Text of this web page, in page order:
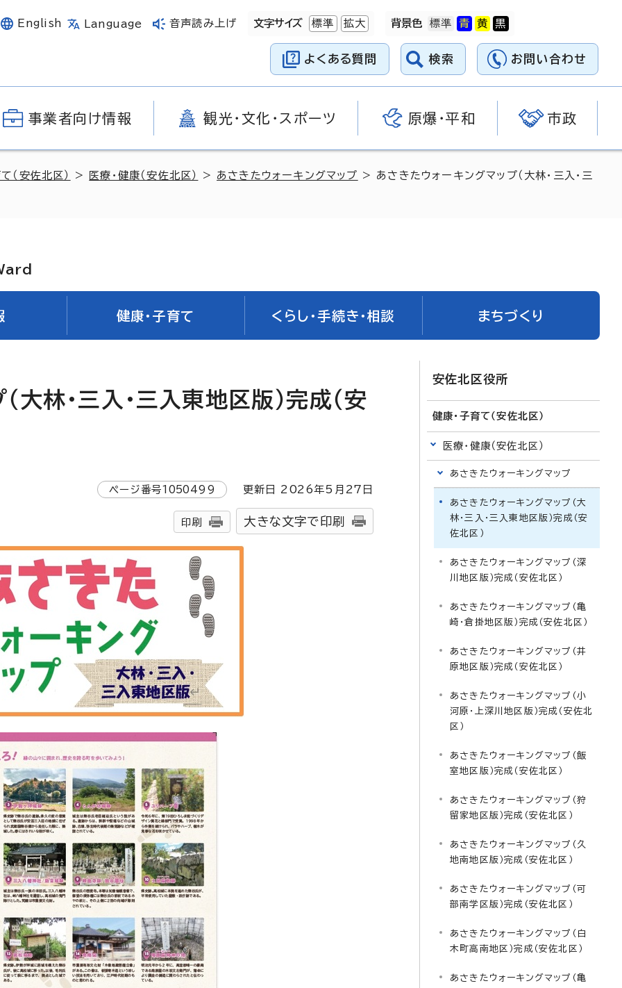
English Language 音声読み上げ 文字サイズ 標準 拡大 背景色
よくある質問 検索 お問い合わせ
事業者向け情報 観光・文化・スポーツ 原爆・平和 市政
（安佐北区） > 医療・健康（安佐北区） > あさきたウォーキングマップ > あさきたウォーキングマップ（大林・三入・三
健康・子育て くらし・手続き・相談 まちづくり
大林・三入・三入東地区版）完成（安
ページ番号1050499 更新日 2026年5月 27 日
印刷 大きな文字で印刷
安佐北区役所
健康・子育て（安佐北区）
医療・健康（安佐北区）
あさきたウォーキングマップ
あさきたウォーキングマップ（大
林・三入・三入東地区版）完成（安
佐北区）
あさきたウォーキングマップ（深
川地区版）完成（安佐北区）
あさきたウォーキングマップ（亀
崎・倉掛地区版）完成（安佐北区）
あさきたウォーキングマップ（井
原地区版）完成（安佐北区）
あさきたウォーキングマップ（小
河原・上深川地区版）完成（安佐北
区）
あさきたウォーキングマップ（飯
室地区版）完成（安佐北区）
あさきたウォーキングマップ（狩
留家地区版）完成（安佐北区）
あさきたウォーキングマップ（久
地南地区版）完成（安佐北区）
あさきたウォーキングマップ（可
部南学区版）完成（安佐北区）
あさきたウォーキングマップ（白
木町高南地区）完成（安佐北区）
あさきたウォーキングマップ（亀